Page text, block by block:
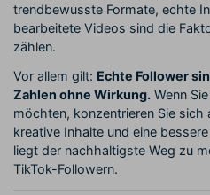
trendbewusste Formate, echte
bearbeitete Videos sind die
zählen.
Vor allem gilt: Echte Follower
Zahlen ohne Wirkung. Wenn
möchten, konzentrieren Sie sich
kreative Inhalte und eine
liegt der nachhaltigste Weg zu
TikTok-Followern.